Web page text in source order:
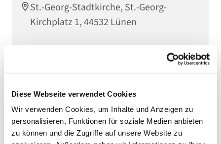
Diese Webseite verwendet Cookies
Wir verwenden Cookies, um Inhalte und Anzeigen zu
personalisieren, Funktionen für soziale Medien anbieten
zu können und die Zugriffe auf unsere Website zu
St.-Georg-Stadtkirche, St.-Georg-
Kirchplatz 1, 44532 Lünen